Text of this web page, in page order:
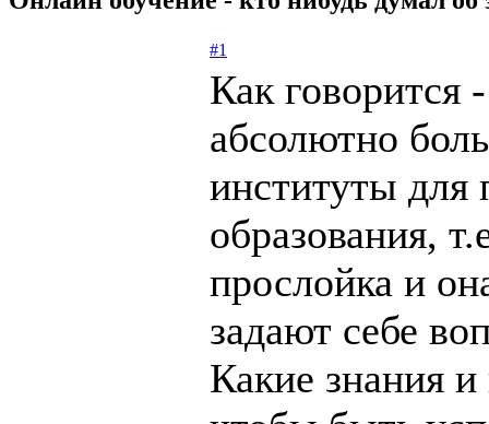
#1
Как говорится
абсолютно
институты для
образования,
прослойка и
задают себе
Какие знания